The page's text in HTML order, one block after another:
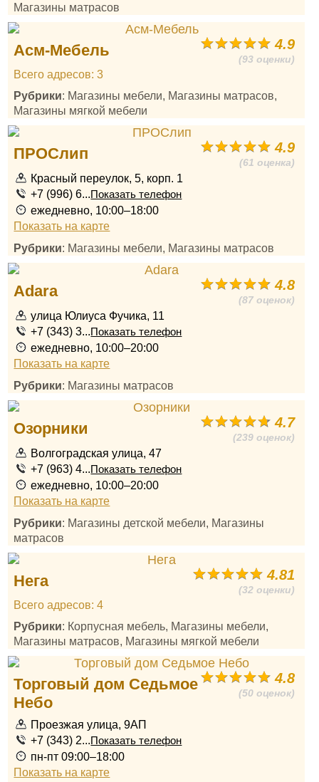
Магазины матрасов
4.9
(93 оценки)
Асм-Мебель
Всего адресов: 3
Рубрики: Магазины мебели, Магазины матрасов,
Магазины мягкой мебели
4.9
(61 оценка)
ПРОСлип
Красный переулок, 5, корп. 1
+7 (996) 6...Показать телефон
ежедневно, 10:00–18:00
Показать на карте
Рубрики: Магазины мебели, Магазины матрасов
4.8
(87 оценок)
Adara
улица Юлиуса Фучика, 11
+7 (343) 3...Показать телефон
ежедневно, 10:00–20:00
Показать на карте
Рубрики: Магазины матрасов
4.7
(239 оценок)
Озорники
Волгоградская улица, 47
+7 (963) 4...Показать телефон
ежедневно, 10:00–20:00
Показать на карте
Рубрики: Магазины детской мебели, Магазины
матрасов
4.81
(32 оценки)
Нега
Всего адресов: 4
Рубрики: Корпусная мебель, Магазины мебели,
Магазины матрасов, Магазины мягкой мебели
4.8
(50 оценок)
Торговый дом Седьмое
Небо
Проезжая улица, 9АП
+7 (343) 2...Показать телефон
пн-пт 09:00–18:00
Показать на карте